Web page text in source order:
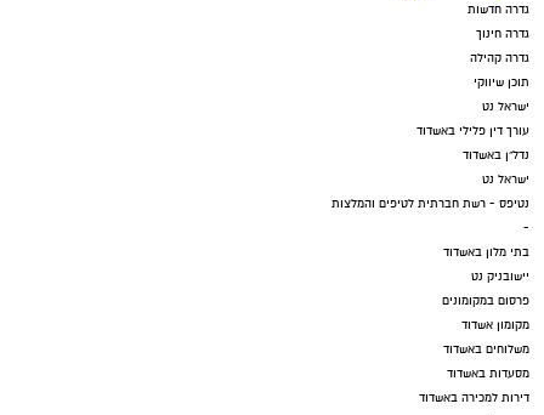
גדרה חדשות
גדרה חינוך
גדרה קהילה
תוכן שיווקי
ישראל נט
עורך דין פלילי באשדוד
נדל"ן באשדוד
ישראל נט
נטיפס - רשת חברתית לטיפים והמלצות
-
בתי מלון באשדוד
יישובניק נט
פרסום במקומונים
מקומון אשדוד
משלוחים באשדוד
מסעדות באשדוד
דירות למכירה באשדוד